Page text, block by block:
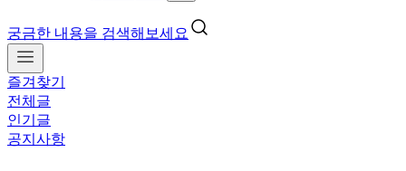
궁금한 내용을 검색해보세요
즐겨찾기
전체글
인기글
공지사항